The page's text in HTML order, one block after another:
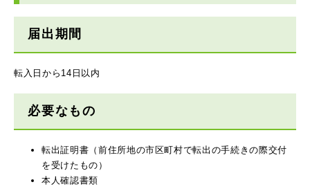
届出期間
転入日から14日以内
必要なもの
転出証明書（前住所地の市区町村で転出の手続きの際交付
を受けたもの）
本人確認書類